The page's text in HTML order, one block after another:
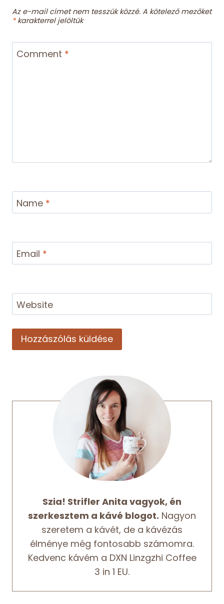
Az e-mail címet nem tesszük közzé. A kötelező mezőket
*karakterrel jelöltük
Comment *
Name *
Email *
Website
Szia! Strifler Anita vagyok, én
szerkesztem a kávé blogot. Nagyon
szeretem a kávét, de a kávézás
élménye még fontosabb számomra.
Kedvenc kávém a DXN Linzgzhi Coffee
3 in 1 EU.